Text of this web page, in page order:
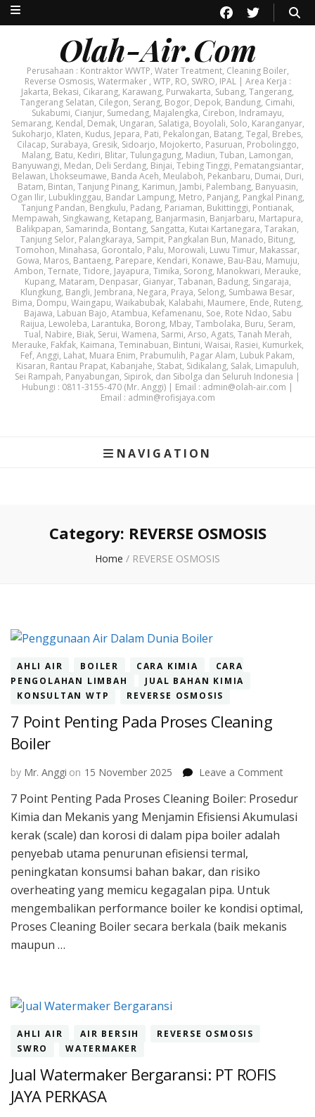
Olah-Air.Com
Perusahaan : Kontraktor WWTP, Water Treatment, Cleaning Boiler,
Reverse Osmosis, Watermaker , WTP, RO, SWRO, IPAL | Area Kerja :
Jakarta, Bekasi, Cikarang, Karawang, Purwakarta, Subang, Tangerang,
Tangerang Selatan, Cilegon, Serang, Bogor, Depok, Bandung, Cimahi,
Sukabumi, Cianjur, Sumedang, Majalengka, Cirebon, Indramayu,
Semarang, Kendal, Demak, Ungaran, Salatiga, Boyolali, Solo, Karanganyar,
Sukoharjo, Klaten, Kudus, Jepara, Pati, Pekalongan, Batang, Tegal, Brebes,
Cilacap, Surabaya, Gresik, Sidoarjo, Mojokerto, Pasuruan, Probolinggo,
Malang, Batu, Kediri, Blitar, Tulungagung, Madiun, Tuban, Lamongan,
Banyuwangi, Medan, Deli Serdang, Binjai, Tebing Tinggi, Pematangsiantar,
Belawan, Lhokseumawe, Banda Aceh, Meulaboh, Pekanbaru, Dumai, Duri,
Batam, Bintan, Tanjung Pinang, Karimun, Jambi, Palembang, Banyuasin,
Ogan Ilir, Lubuklinggau, Bandar Lampung, Metro, Panjang, Pangkal Pinang,
Tanjung Pandan, Bengkulu, Padang, Pariaman, Bukittinggi, Pontianak,
Mempawah, Singkawang, Ketapang, Banjarmasin, Banjarbaru, Martapura,
Balikpapan, Samarinda, Bontang, Sangatta, Kutai Kartanegara, Tarakan,
Tanjung Selor, Palangkaraya, Sampit, Pangkalan Bun, Manado, Bitung,
Tomohon, Minahasa, Gorontalo, Palu, Morowali, Luwu Timur, Makassar,
Gowa, Maros, Bantaeng, Parepare, Kendari, Konawe, Bau-Bau, Mamuju,
Ambon, Ternate, Tidore, Jayapura, Timika, Sorong, Manokwari, Merauke,
Kupang, Mataram, Denpasar, Gianyar, Tabanan, Badung, Singaraja,
Klungkung, Bangli, Jembrana, Negara, Praya, Selong, Sumbawa Besar,
Bima, Dompu, Waingapu, Waikabubak, Kalabahi, Maumere, Ende, Ruteng,
Bajawa, Labuan Bajo, Atambua, Kefamenanu, Soe, Rote Ndao, Sabu
Raijua, Lewoleba, Larantuka, Borong, Mbay, Tambolaka, Buru, Seram,
Tual, Nabire, Biak, Serui, Wamena, Sarmi, Arso, Agats, Tanah Merah,
Merauke, Fakfak, Kaimana, Teminabuan, Bintuni, Waisai, Rasiei, Kumurkek,
Fef, Anggi, Lahat, Muara Enim, Prabumulih, Pagar Alam, Lubuk Pakam,
Kisaran, Rantau Prapat, Kabanjahe, Stabat, Sidikalang, Salak, Limapuluh,
Sei Rampah, Panyabungan, Sipirok, dan Sibolga dan Seluruh Indonesia |
Hubungi : 0811-3155-470 (Mr. Anggi) | Email : admin@olah-air.com |
Email : admin@rofisjaya.com
NAVIGATION
Category: REVERSE OSMOSIS
Home / REVERSE OSMOSIS
AHLI AIR BOILER CARA KIMIA
CARA
PENGOLAHAN LIMBAH
JUAL BAHAN KIMIA
KONSULTAN WTP
REVERSE OSMOSIS
7 Point Penting Pada Proses Cleaning
Boiler
by Mr. Anggi on 15 November 2025 Leave a Commenton
Point
7 Point Penting Pada Proses Cleaning Boiler: Prosedur
Kimia dan Mekanis yang Menjamin Efisiensi Akumulasi
kerak (scale) dan korosi di dalam pipa boiler adalah
penyebab utama penurunan efisiensi termal,
peningkatan konsumsi bahan bakar, dan risiko
overheating yang memicu kegagalan pipa. Untuk
mengembalikan performance boiler ke kondisi optimal,
Proses Cleaning Boiler secara berkala (baik mekanis
maupun …
AHLI AIR AIR BERSIH
REVERSE OSMOSIS
SWRO
WATERMAKER
Jual Watermaker Bergaransi: PT ROFIS
JAYA PERKASA